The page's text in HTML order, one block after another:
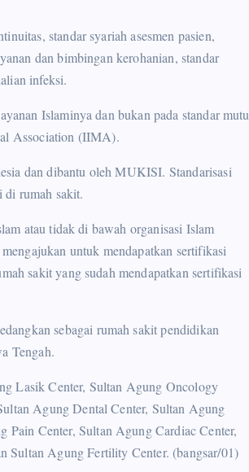
standar syariah asesmen pasien,
dan bimbingan kerohanian, standar
infeksi.
Islaminya dan bukan pada standar mutu
Association (IIMA).
dan dibantu oleh MUKISI. Standarisasi
di rumah sakit.
atau tidak di bawah organisasi Islam
untuk mendapatkan sertifikasi
sakit yang sudah mendapatkan sertifikasi
sebagai rumah sakit pendidikan
Tengah.
Lasik Center, Sultan Agung Oncology
Agung Dental Center, Sultan Agung
Center, Sultan Agung Cardiac Center,
Sultan Agung Fertility Center. (bangsar/01)